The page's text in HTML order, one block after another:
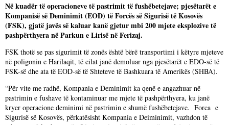
Në kuadër të operacioneve të pastrimit të fushëbetejave; pjesëtarët e
Kompanisë së Deminimit (EOD) të Forcës së Sigurisë të Kosovës
(FSK), gjatë javës së kaluar kanë gjetur mbi 200 mjete eksplozive të
pashpërthyera në Parkun e Lirisë në Ferizaj.
FSK thotë se pas sigurimit të zonës është bërë transportimi i këtyre mjeteve
në poligonin e Harilaqit, të cilat janë demoluar nga pjesëtarët e EDO-së të
FSK-së dhe ata të EOD-së të Shteteve të Bashkuara të Amerikës (SHBA).
“Për vite me radhë, Kompania e Deminimit ka qenë e angazhuar në
pastrimin e fushave të kontaminuar me mjete të pashpërthyera, ku janë
kryer operacione deminimi në pastrimin e shumë fushëbetejave. Forca e
Sigurisë së Kosovës, përkatësisht Kompania e Deiminimit, vazhdon të